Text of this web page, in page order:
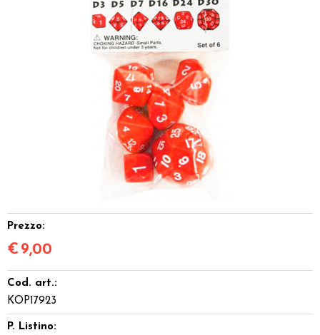
Giochi di Carte Collezionabili
Prezzo:
€ 9,00
Cod. art.:
KOP17923
P. Listino: